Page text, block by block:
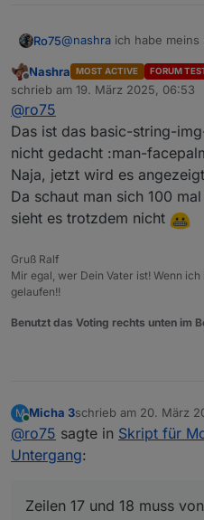
val":1,"visibility-
action":"hide"},"style":
{"left":"1464px","top":
eight": "130px" ,"z-
index"
Ro75@nashra ich habe meins
Ro75.
Offline
Nashra MOST ACTIVE FORUM
schrieb am 19. März 2025, 06:53
zuletzt editiert von
@ro75
Das ist das basic-string-
nicht gedacht :man-
Naja, jetzt wird es
Da schaut man sich 100
sieht es trotzdem nicht
Gruß Ralf
Mir egal, wer Dein Vater ist! Wenn
gelaufen!!
Benutzt das Voting rechts unten im
M
Online
Micha 3schrieb am 20. März
zuletzt editiert von
@ro75 sagte in Skript für
Untergang:
Zeilen 17 und 18 muss